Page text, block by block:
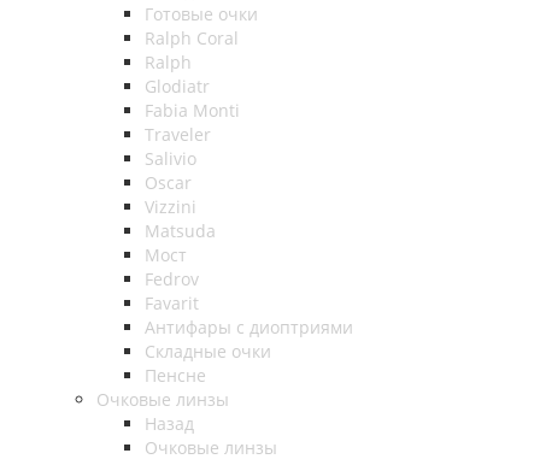
Готовые очки
Ralph Coral
Ralph
Glodiatr
Fabia Monti
Traveler
Salivio
Oscar
Vizzini
Matsuda
Мост
Fedrov
Favarit
Антифары с диоптриями
Складные очки
Пенсне
Очковые линзы
Назад
Очковые линзы